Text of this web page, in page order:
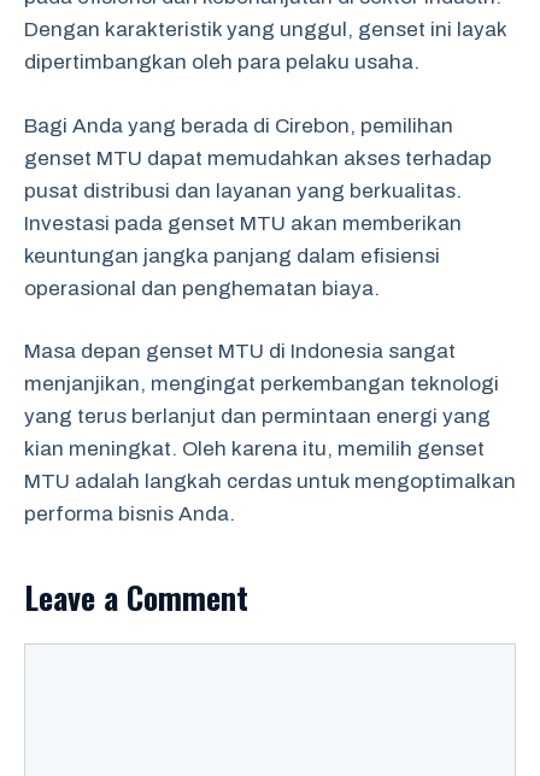
Dengan karakteristik yang unggul, genset ini layak
dipertimbangkan oleh para pelaku usaha.
Bagi Anda yang berada di Cirebon, pemilihan
genset MTU dapat memudahkan akses terhadap
pusat distribusi dan layanan yang berkualitas.
Investasi pada genset MTU akan memberikan
keuntungan jangka panjang dalam efisiensi
operasional dan penghematan biaya.
Masa depan genset MTU di Indonesia sangat
menjanjikan, mengingat perkembangan teknologi
yang terus berlanjut dan permintaan energi yang
kian meningkat. Oleh karena itu, memilih genset
MTU adalah langkah cerdas untuk mengoptimalkan
performa bisnis Anda.
Leave a Comment